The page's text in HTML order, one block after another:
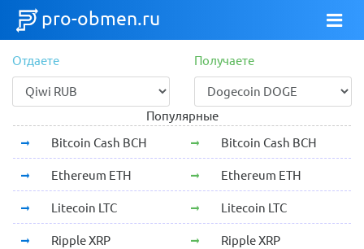
pro-obmen.ru
Отдаете Получаете
Популярные
Bitcoin Cash BCH
Bitcoin Cash BCH
Ethereum ETH Ethereum ETH
Litecoin LTC Litecoin LTC
Ripple XRP Ripple XRP